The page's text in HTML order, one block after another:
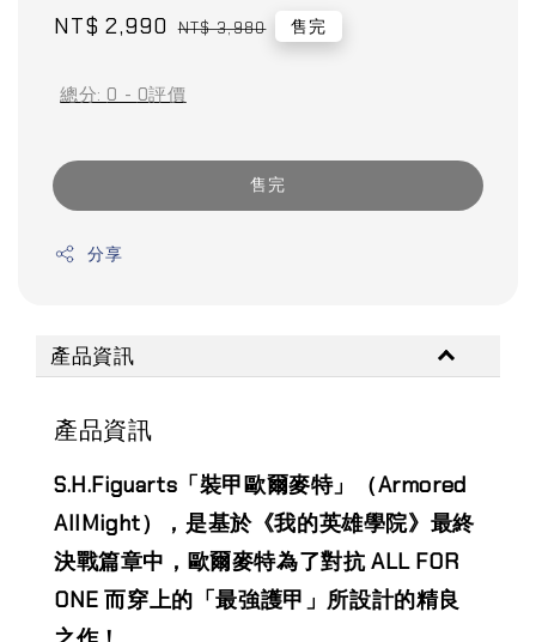
Sale
NT$ 2,990 Regular
NT$ 3,980 售完
總分: 0 - 0評價
售完
分享
產品資訊
產品資訊
S.H.Figuarts「裝甲歐爾麥特」（Armored
AllMight）
，是基於《我的英雄學院》最終
決戰篇章中，歐爾麥特為了對抗 ALL FOR
ONE 而穿上的「最強護甲」所設計的精良